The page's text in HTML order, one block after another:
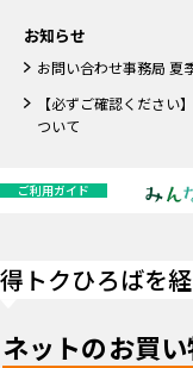
お知らせ
お問い合わせ事務局 夏
【必ずご確認ください
ついて
ご利用ガイド
得トクひろばを
ネットのお買